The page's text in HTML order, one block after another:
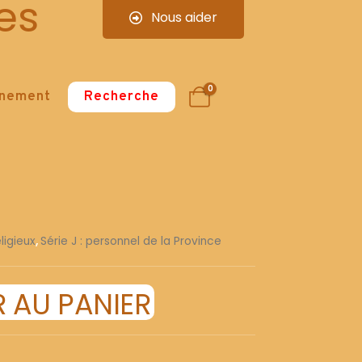
Nous aider
Recherche 0
, Série J : personnel de la Province
AU PANIER